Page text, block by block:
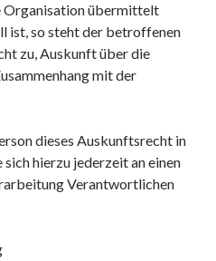
Organisation übermittelt
ist, so steht der betroffenen
zu, Auskunft über die
mit der
dieses Auskunftsrecht in
sich hierzu jederzeit an einen
Verantwortlichen